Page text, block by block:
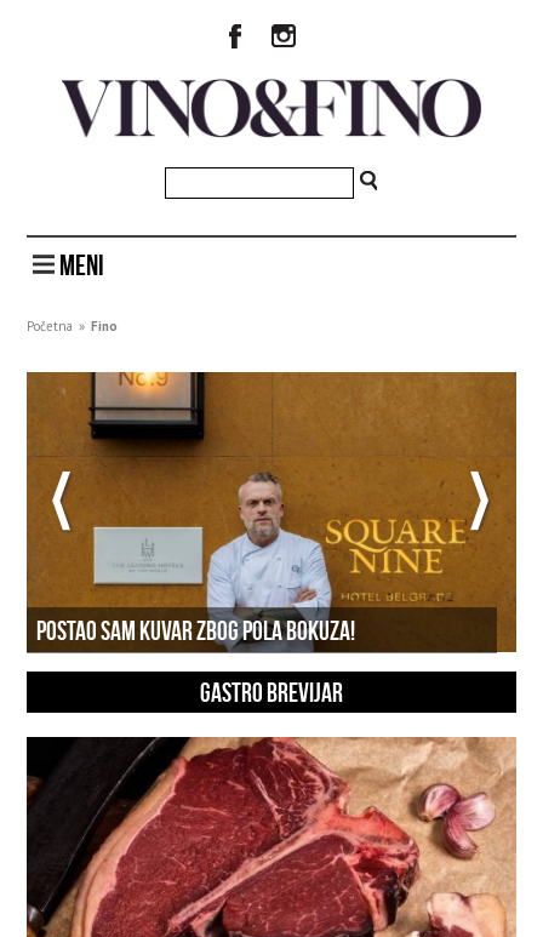
MENI
Početna » Fino
POSTAO SAM KUVAR ZBOG POLA BOKUZA!
GASTRO BREVIJAR